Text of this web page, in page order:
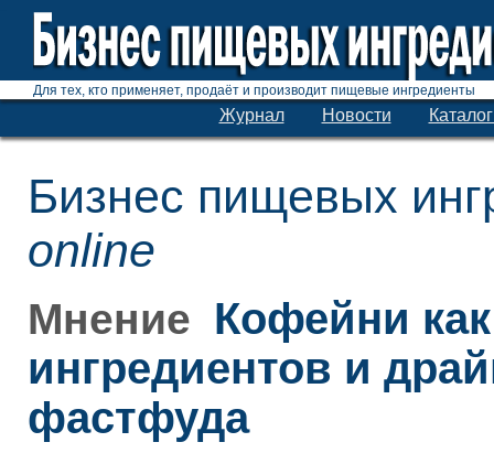
Для тех, кто применяет, продаёт и производит пищевые ингредиенты
Журнал Новости
Бизнес пищевых
online
Мнение Кофейни
ингредиентов и
фастфуда